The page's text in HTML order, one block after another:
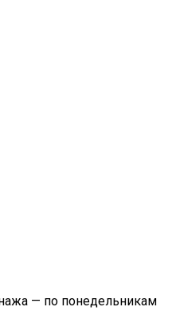
— по понедельникам